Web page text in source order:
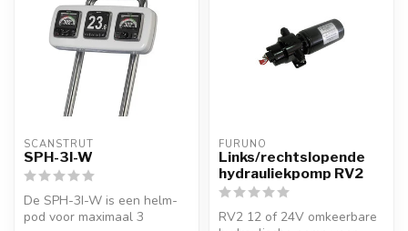
SCANSTRUT
SPH-3I-W
De SPH-3I-W is een helm-
pod voor maximaal 3
FURUNO
Links/rechtslopende
hydrauliekpomp RV2
RV2 12 of 24V omkeerbare